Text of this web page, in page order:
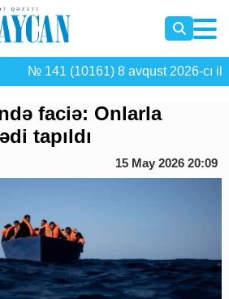
№ 141 (10161) 8 avqust 2026-cı il
faciə: Onlarla
tapıldı
15 May 2026 20:09